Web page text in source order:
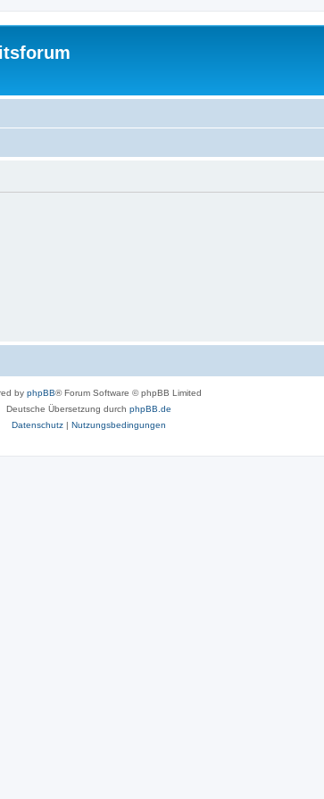
by phpBB® Forum Software © phpBB Limited
Deutsche Übersetzung durch phpBB.de
Datenschutz| Nutzungsbedingungen